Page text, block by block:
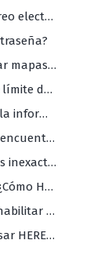
¿Cómo puedo cambiar mi correo electrónico?
¿Cómo puedo descargar y usar mapas sin conexión?
¿Puedo establecer alertas de límite de velocidad?
Me gustaría agregar o editar la información de mi negócio en sus mapas. ¿Cómo debo proceder?
¿Qué debo hacer cuando me encuentro con datos inexactos o faltantes en los mapas de WeGo?
¿Por qué mi posición actual es inexacta?
Tengo un vehículo eléctrico. ¿Cómo HERE WeGo puede ayudarme?
¿Cómo puedo habilitar o deshabilitar la información de tráfico?
¿En qué dispositivos puedo usar HERE WeGo?